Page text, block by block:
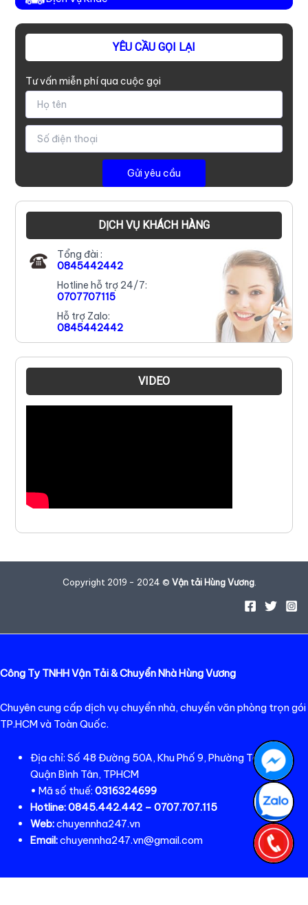
YÊU CẦU GỌI LẠI
Tư vấn miễn phí qua cuộc gọi
DỊCH VỤ KHÁCH HÀNG
Tổng đài :
0845442442
Hotline hỗ trợ 24/7:
0707707115
Hỗ trợ Zalo:
0845442442
VIDEO
Copyright 2019 - 2024 © Vận tải Hùng Vương.
Công Ty TNHH Vận Tải & Chuyển Nhà Hùng Vương
Chuyên cung cấp dịch vụ chuyển nhà, chuyển văn phòng trọn gói
TP.HCM và Toàn Quốc.
Địa chỉ: Số 48 Đường 50A, Khu Phố 9, Phường Tân Tạo,
Quận Bình Tân, TPHCM
• Mã số thuế: 0316324699
Hotline:0845.442.442 – 0707.707.115
Web:chuyennha247.vn
Email:chuyennha247.vn@gmail.com